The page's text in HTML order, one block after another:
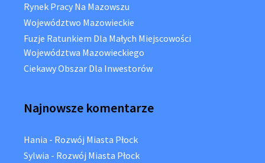
Rynek Pracy Na Mazowszu
Województwo Mazowieckie
Fuzje Ratunkiem Dla Małych Miejscowości
Województwa Mazowieckiego
Ciekawy Obszar Dla Inwestorów
Najnowsze komentarze
Hania - Rozwój Miasta Płock
Sylwia - Rozwój Miasta Płock